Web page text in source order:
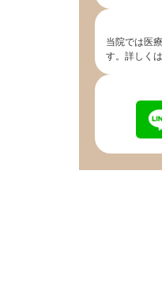
当院では医
す。詳しく